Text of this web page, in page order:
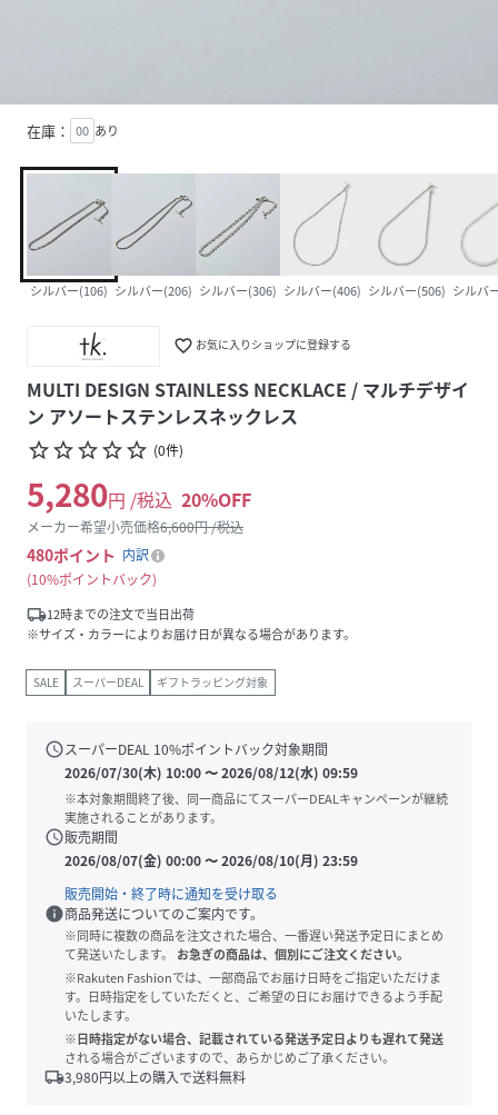
在庫： 00 あり
シルバー(106) シルバー(206) シルバー(306) シルバー(406) シルバー(506) シルバ
favorite_border お気に入りショップに登録する
MULTI DESIGN STAINLESS NECKLACE / マルチデザイ
ン アソートステンレスネックレス
star_borderstar_borderstar_borderstar_borderstar_border (0件)
5,280円 /税込 20%OFF
メーカー希望小売価格6,600円 /税込
480ポイント 内訳
10%ポイントバック
local_shipping12時までの注文で当日出荷
※サイズ・カラーによりお届け日が異なる場合があります。
SALE スーパーDEAL ギフトラッピング対象
scheduleスーパーDEAL 10%ポイントバック対象期間
2026/07/30(木) 10:00〜2026/08/12(水) 09:59
※本対象期間終了後、同一商品にてスーパーDEALキャンペーンが継続
実施されることがあります。
schedule販売期間
2026/08/07(金) 00:00〜2026/08/10(月) 23:59
販売開始・終了時に通知を受け取る
info商品発送についてのご案内です。
※同時に複数の商品を注文された場合、一番遅い発送予定日にまとめ
て発送いたします。
お急ぎの商品は、個別にご注文ください。
※Rakuten Fashionでは、一部商品でお届け日時をご指定いただけま
す。日時指定をしていただくと、ご希望の日にお届けできるよう手配
いたします。
※日時指定がない場合、記載されている発送予定日よりも遅れて発送
される場合がございますので、あらかじめご了承ください。
local_shipping3,980円以上の購入で送料無料